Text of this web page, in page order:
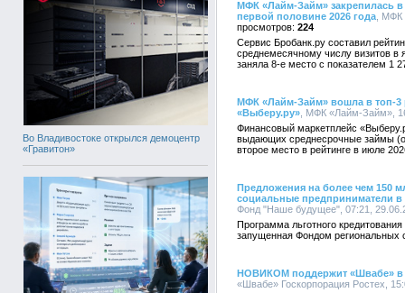
Во Владивостоке открылся демоцентр
«Гравитон»
МФК «Лайм-Займ» закрепилась
первой половине 2026 года ,
224
Сервис Бробанк.ру составил
среднемесячному числу визитов
заняла 8-е место с показателем 1
МФК «Лайм-Займ» вошла в топ-3
«Выберу.ру» , МФК «Лайм-Займ»,
Финансовый маркетплейс
выдающих среднесрочные займы
второе место в рейтинге в июле
Предложения на более чем 150
социальные предприниматели в
Фонд "Наше будущее", 07:21,
Программа льготного
запущенная Фондом
НОВИКОМ поддержит «Швабе» в
«Швабе» Госкорпорация Ростех,